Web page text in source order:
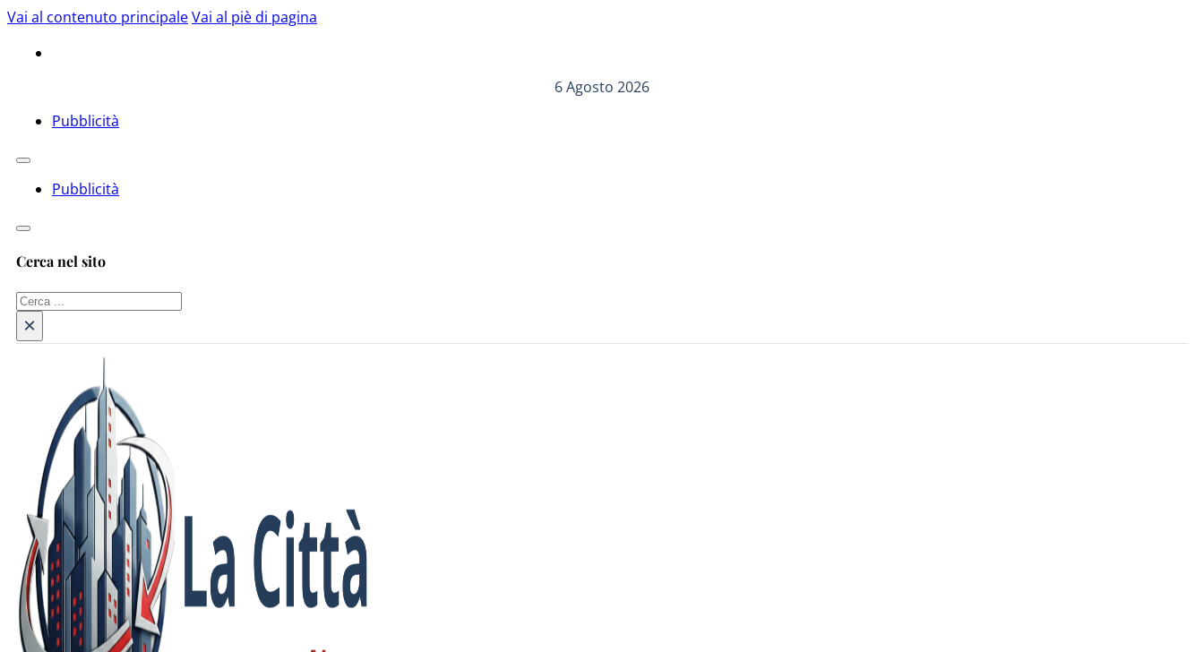
Vai al contenuto principaleVai al piè di pagina
6 Agosto 2026
Pubblicità
Pubblicità
Cerca nel sito
Cerca
×